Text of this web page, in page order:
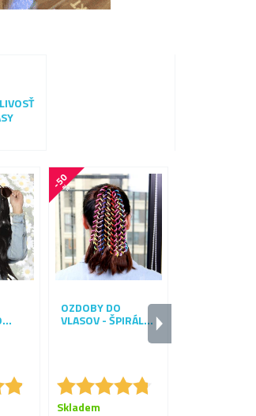
★
★
-
5
0
%
OZDOBY DO
VLASOV - ŠPIRÁLY
★★★★★
★★★★★
Skladem